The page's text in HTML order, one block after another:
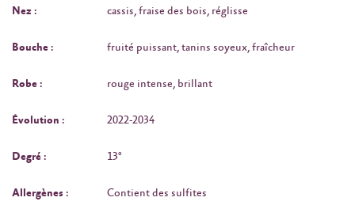
Nez : cassis, fraise des bois, réglisse
Bouche : fruité puissant, tanins soyeux, fraîcheur
Robe : rouge intense, brillant
Évolution : 2022‑2034
Degré : 13°
Allergènes : Contient des sulfites